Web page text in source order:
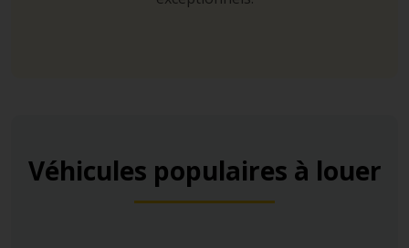
Véhicules populaires à louer